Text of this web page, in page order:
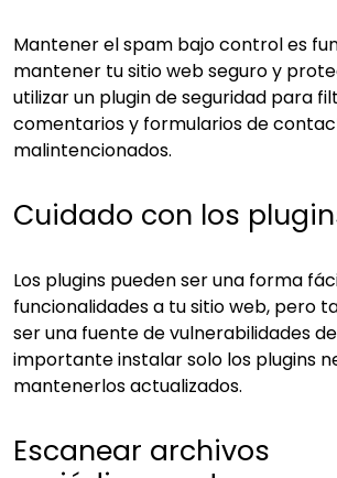
Mantener el spam bajo control es
mantener tu sitio web seguro y
utilizar un plugin de seguridad para
comentarios y formularios de
malintencionados.
Cuidado con los
Los plugins pueden ser una forma
funcionalidades a tu sitio web, pero
ser una fuente de vulnerabilidades
importante instalar solo los plugins
mantenerlos actualizados.
Escanear archivos